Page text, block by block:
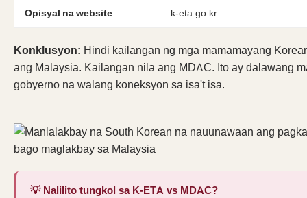
Opisyal na website k-eta.go.kr
Konklusyon: Hindi kailangan ng mga mamamayang
ang Malaysia. Kailangan nila ang MDAC. Ito ay dalawang
gobyerno na walang koneksyon sa isa't isa.
💡 Nalilito tungkol sa K-ETA vs MDAC?